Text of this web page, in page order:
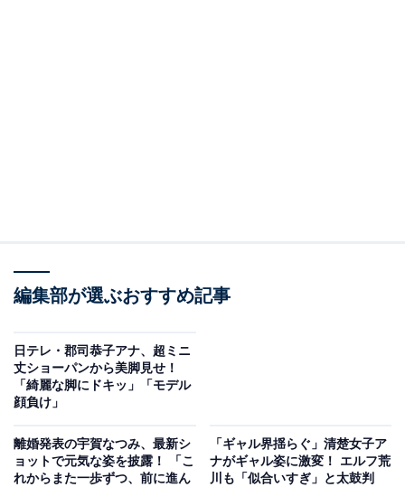
編集部が選ぶおすすめ記事
日テレ・郡司恭子アナ、超ミニ
丈ショーパンから美脚見せ！
「綺麗な脚にドキッ」「モデル
顔負け」
離婚発表の宇賀なつみ、最新シ
ョットで元気な姿を披露！ 「こ
れからまた一歩ずつ、前に進ん
「ギャル界揺らぐ」清楚女子ア
ナがギャル姿に激変！ エルフ荒
川も「似合いすぎ」と太鼓判